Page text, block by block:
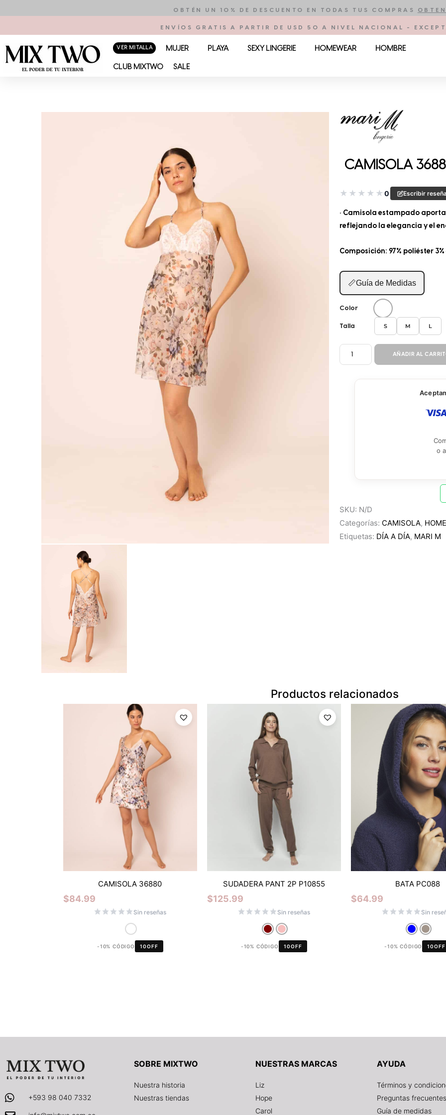
contenido
OBTÉN UN 10% DE DESCUENTO EN TODAS TUS COMPRAS
ENVÍOS GRATIS A PARTIR DE USD 50 A NIVEL NACIONAL -
VER MI TALLA MUJER PLAYA SEXY LINGERIE HOMEWEAR HOMBRE
CLUB MIXTWO SALE
CAMISOLA
★ ★ ★ ★ ★0 Escribir
• Camisola estampado
reflejando la elegancia y el
Composición: 97% poliéster
📏Guía de Medidas
Color
Talla S M L
CAMISOLA
36884
cantidad
AÑADIR AL
o a
SKU: N/D
Categorías: CAMISOLA,
Etiquetas: DÍA A DÍA, MARI M
Productos relacionados
CAMISOLA 36880
$84.99
Sin reseñas
-10% CÓDIGO 10OFF
SUDADERA PANT 2P P10855
$125.99
Sin reseñas
-10% CÓDIGO 10OFF
BATA PC088
$64.99
Sin
-10% CÓDIGO 10OFF
+593 98 040 7332
SOBRE MIXTWO
Nuestra historia
Nuestras tiendas
NUESTRAS MARCAS
Liz
Hope
Carol
AYUDA
Términos y
Preguntas frecuentes
Guía de medidas